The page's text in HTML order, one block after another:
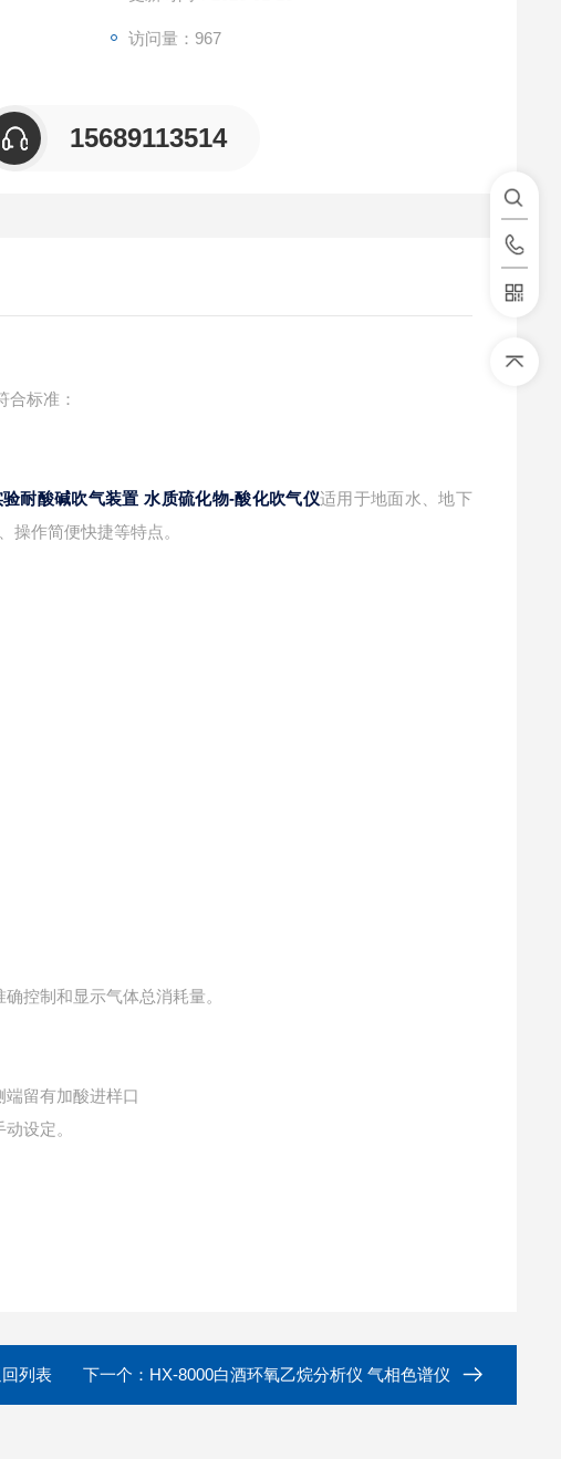
访问量：967
15689113514
合标准：
验耐酸碱吹气装置 水质硫化物-酸化吹气仪适用于地面水、地下
操作简便快捷等特点。
控制和显示气体总消耗量。
端留有加酸进样口
设定。
列表 下一个： HX-8000白酒环氧乙烷分析仪 气相色谱仪